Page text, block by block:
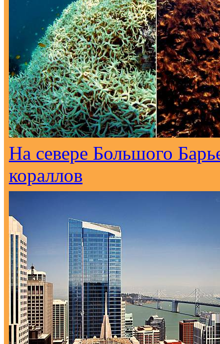
На севере Большого
кораллов